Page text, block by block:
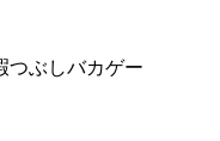
つぶしバカゲー